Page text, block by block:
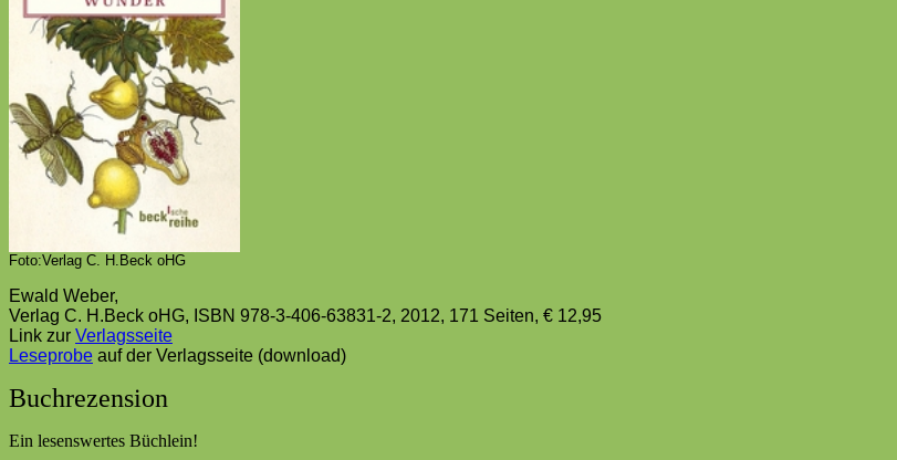
Foto:Verlag C. H.Beck oHG
Ewald Weber,
Verlag C. H.Beck oHG, ISBN 978-3-406-63831-2, 2012, 171 Seiten, € 12,95
Link zur Verlagsseite
Leseprobe auf der Verlagsseite (download)
Buchrezension
Ein lesenswertes Büchlein!